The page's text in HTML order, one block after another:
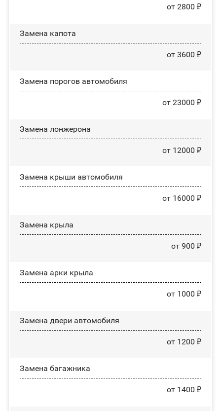
от 2800 ₽
Замена капота
от 3600 ₽
Замена порогов автомобиля
от 23000 ₽
Замена лонжерона
от 12000 ₽
Замена крыши автомобиля
от 16000 ₽
Замена крыла
от 900 ₽
Замена арки крыла
от 1000 ₽
Замена двери автомобиля
от 1200 ₽
Замена багажника
от 1400 ₽